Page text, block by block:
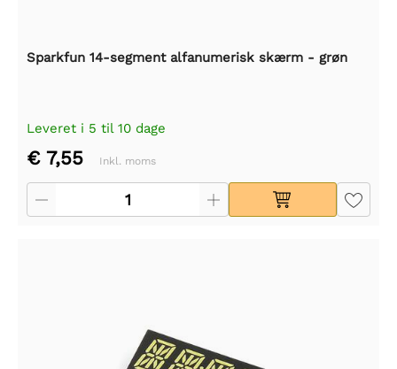
Sparkfun 14-segment alfanumerisk skærm - grøn
Leveret i 5 til 10 dage
€ 7,55 Inkl. moms